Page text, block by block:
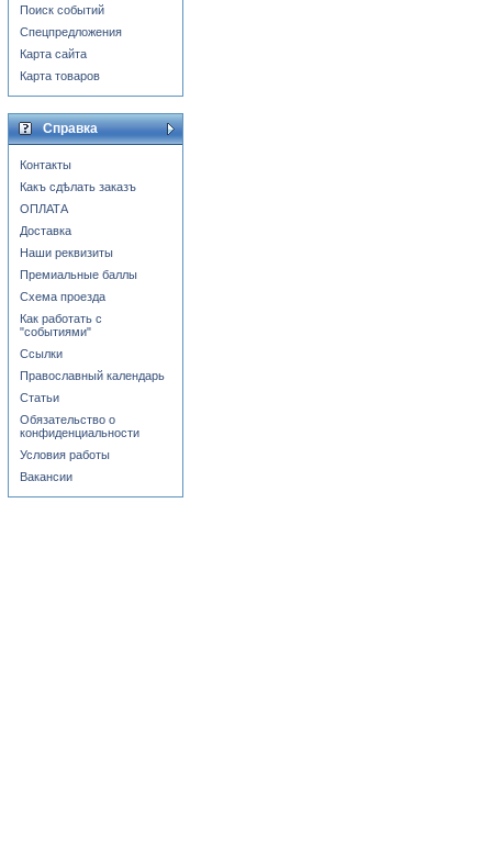
Поиск событий
Спецпредложения
Карта сайта
Карта товаров
Справка
Контакты
Какъ сдѣлать заказъ
ОПЛАТА
Доставка
Наши реквизиты
Премиальные баллы
Схема проезда
Как работать с
"событиями"
Ссылки
Православный календарь
Статьи
Обязательство о
конфиденциальности
Условия работы
Вакансии